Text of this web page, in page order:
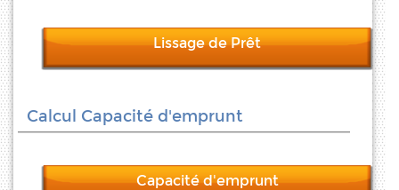
Lissage de Prêt
Calcul Capacité d'emprunt
Capacité d'emprunt